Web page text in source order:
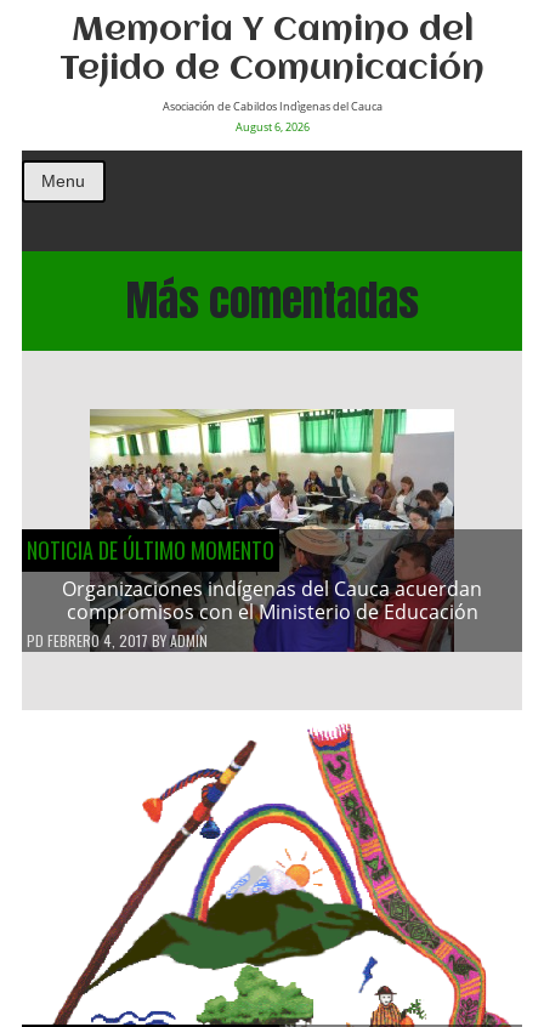
Memoria Y Camino del
Tejido de Comunicación
Asociación de Cabildos Indìgenas del Cauca
August 6, 2026
Menu
Más comentadas
NOTICIA DE ÚLTIMO MOMENTO
Organizaciones indígenas del Cauca acuerdan
compromisos con el Ministerio de Educación
PD FEBRERO 4, 2017 BYADMIN